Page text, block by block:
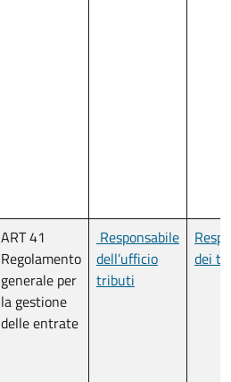
ART 41
Regolamento
generale per
la gestione
delle entrate
Responsabile
dell’ufficio
tributi
dei